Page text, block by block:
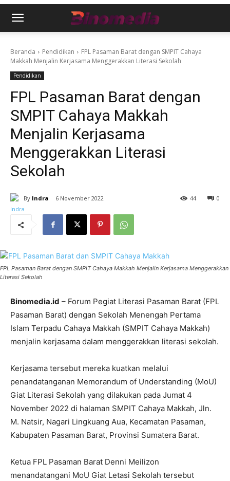
Beranda Pendidikan
FPL Pasaman Barat dengan SMPIT Cahaya
Makkah Menjalin Kerjasama Menggerakkan Literasi Sekolah
Pendidikan
FPL Pasaman Barat dengan
SMPIT Cahaya Makkah
Menjalin Kerjasama
Menggerakkan Literasi
Sekolah
By Indra 6 November 2022 0
44
FPL Pasaman Barat dengan SMPIT Cahaya Makkah Menjalin Kerjasama Menggerakkan
Literasi Sekolah
Binomedia.id – Forum Pegiat Literasi Pasaman Barat (FPL
Pasaman Barat) dengan Sekolah Menengah Pertama
Islam Terpadu Cahaya Makkah (SMPIT Cahaya Makkah)
menjalin kerjasama dalam menggerakkan literasi sekolah.
Kerjasama tersebut mereka kuatkan melalui
penandatanganan Memorandum of Understanding (MoU)
Giat Literasi Sekolah yang dilakukan pada Jumat 4
November 2022 di halaman SMPIT Cahaya Makkah, Jln.
M. Natsir, Nagari Lingkuang Aua, Kecamatan Pasaman,
Kabupaten Pasaman Barat, Provinsi Sumatera Barat.
Ketua FPL Pasaman Barat Denni Meilizon
menandatangani MoU Giat Letasi Sekolah tersebut